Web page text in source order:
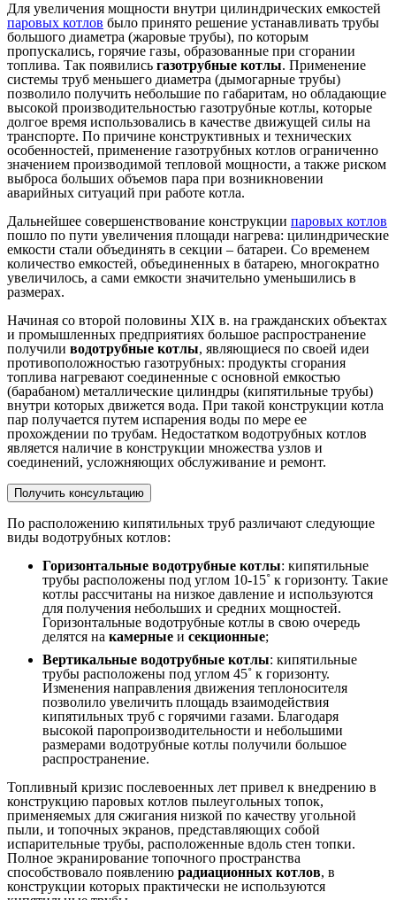
Для увеличения мощности внутри цилиндрических емкостей
паровых котлов было принято решение устанавливать трубы
большого диаметра (жаровые трубы), по которым
пропускались, горячие газы, образованные при сгорании
топлива. Так появились газотрубные котлы. Применение
системы труб меньшего диаметра (дымогарные трубы)
позволило получить небольшие по габаритам, но обладающие
высокой производительностью газотрубные котлы, которые
долгое время использовались в качестве движущей силы на
транспорте. По причине конструктивных и технических
особенностей, применение газотрубных котлов ограниченно
значением производимой тепловой мощности, а также риском
выброса больших объемов пара при возникновении
аварийных ситуаций при работе котла.
Дальнейшее совершенствование конструкции паровых котлов
пошло по пути увеличения площади нагрева: цилиндрические
емкости стали объединять в секции – батареи. Со временем
количество емкостей, объединенных в батарею, многократно
увеличилось, а сами емкости значительно уменьшились в
размерах.
Начиная со второй половины XIX в. на гражданских объектах
и промышленных предприятиях большое распространение
получили водотрубные котлы, являющиеся по своей идеи
противоположностью газотрубных: продукты сгорания
топлива нагревают соединенные с основной емкостью
(барабаном) металлические цилиндры (кипятильные трубы)
внутри которых движется вода. При такой конструкции котла
пар получается путем испарения воды по мере ее
прохождении по трубам. Недостатком водотрубных котлов
является наличие в конструкции множества узлов и
соединений, усложняющих обслуживание и ремонт.
Получить консультацию
По расположению кипятильных труб различают следующие
виды водотрубных котлов:
Горизонтальные водотрубные котлы: кипятильные
трубы расположены под углом 10-15˚ к горизонту. Такие
котлы рассчитаны на низкое давление и используются
для получения небольших и средних мощностей.
Горизонтальные водотрубные котлы в свою очередь
делятся на камерные и секционные;
Вертикальные водотрубные котлы: кипятильные
трубы расположены под углом 45˚ к горизонту.
Изменения направления движения теплоносителя
позволило увеличить площадь взаимодействия
кипятильных труб с горячими газами. Благодаря
высокой паропроизводительности и небольшими
размерами водотрубные котлы получили большое
распространение.
Топливный кризис послевоенных лет привел к внедрению в
конструкцию паровых котлов пылеугольных топок,
применяемых для сжигания низкой по качеству угольной
пыли, и топочных экранов, представляющих собой
испарительные трубы, расположенные вдоль стен топки.
Полное экранирование топочного пространства
способствовало появлению радиационных котлов, в
конструкции которых практически не используются